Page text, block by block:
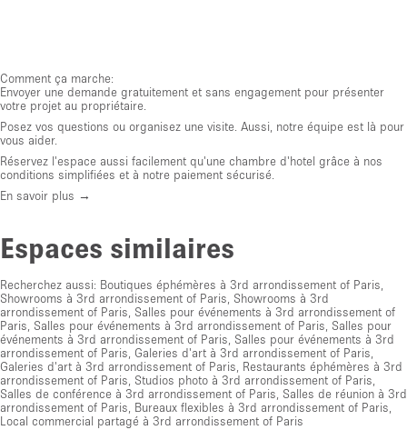
Comment ça marche:
Envoyer une demande gratuitement et sans engagement pour présenter
votre projet au propriétaire.
Posez vos questions ou organisez une visite. Aussi, notre équipe est là pour
vous aider.
Réservez l'espace aussi facilement qu'une chambre d'hotel grâce à nos
conditions simplifiées et à notre paiement sécurisé.
En savoir plus →
Espaces similaires
Recherchez aussi: Boutiques éphémères à 3rd arrondissement of Paris
Showrooms à 3rd arrondissement of Paris Showrooms à 3rd
arrondissement of Paris Salles pour événements à 3rd arrondissement of
Paris Salles pour événements à 3rd arrondissement of Paris Salles pour
événements à 3rd arrondissement of Paris Salles pour événements à 3rd
arrondissement of Paris Galeries d'art à 3rd arrondissement of Paris
Galeries d'art à 3rd arrondissement of Paris Restaurants éphémères à 3rd
arrondissement of Paris Studios photo à 3rd arrondissement of Paris
Salles de conférence à 3rd arrondissement of Paris Salles de réunion à 3rd
arrondissement of Paris Bureaux flexibles à 3rd arrondissement of Paris
Local commercial partagé à 3rd arrondissement of Paris